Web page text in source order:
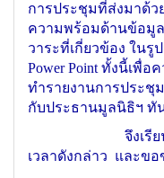
การประชุมที่ส่งมาด้ว
ความพร้อมด้านข้อมูล
วาระที่เกี่ยวข้อง ในรู
Power Point ทั้งนี้เพื่
ทำรายงานการประชุ
กับประธานมูลนิธิฯ ทั
จึงเรียนเชิญเ
เวลาดังกล่าว และ